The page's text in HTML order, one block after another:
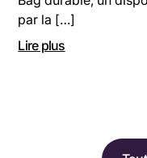
par la […]
Lire plus